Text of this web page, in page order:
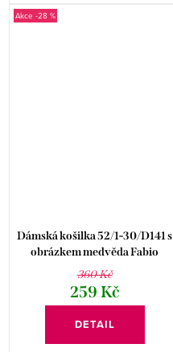
-28 %
Dámská košilka 52/1-30/D141 s
obrázkem medvěda Fabio
360 Kč
259 Kč
DETAIL